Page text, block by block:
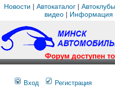
Новости | Автокаталог | Автоклубы
видео| Информация
Форум доступен
Вход
Регистрация